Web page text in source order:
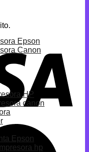
Epson
Canon
HP
canon
Epson
hp